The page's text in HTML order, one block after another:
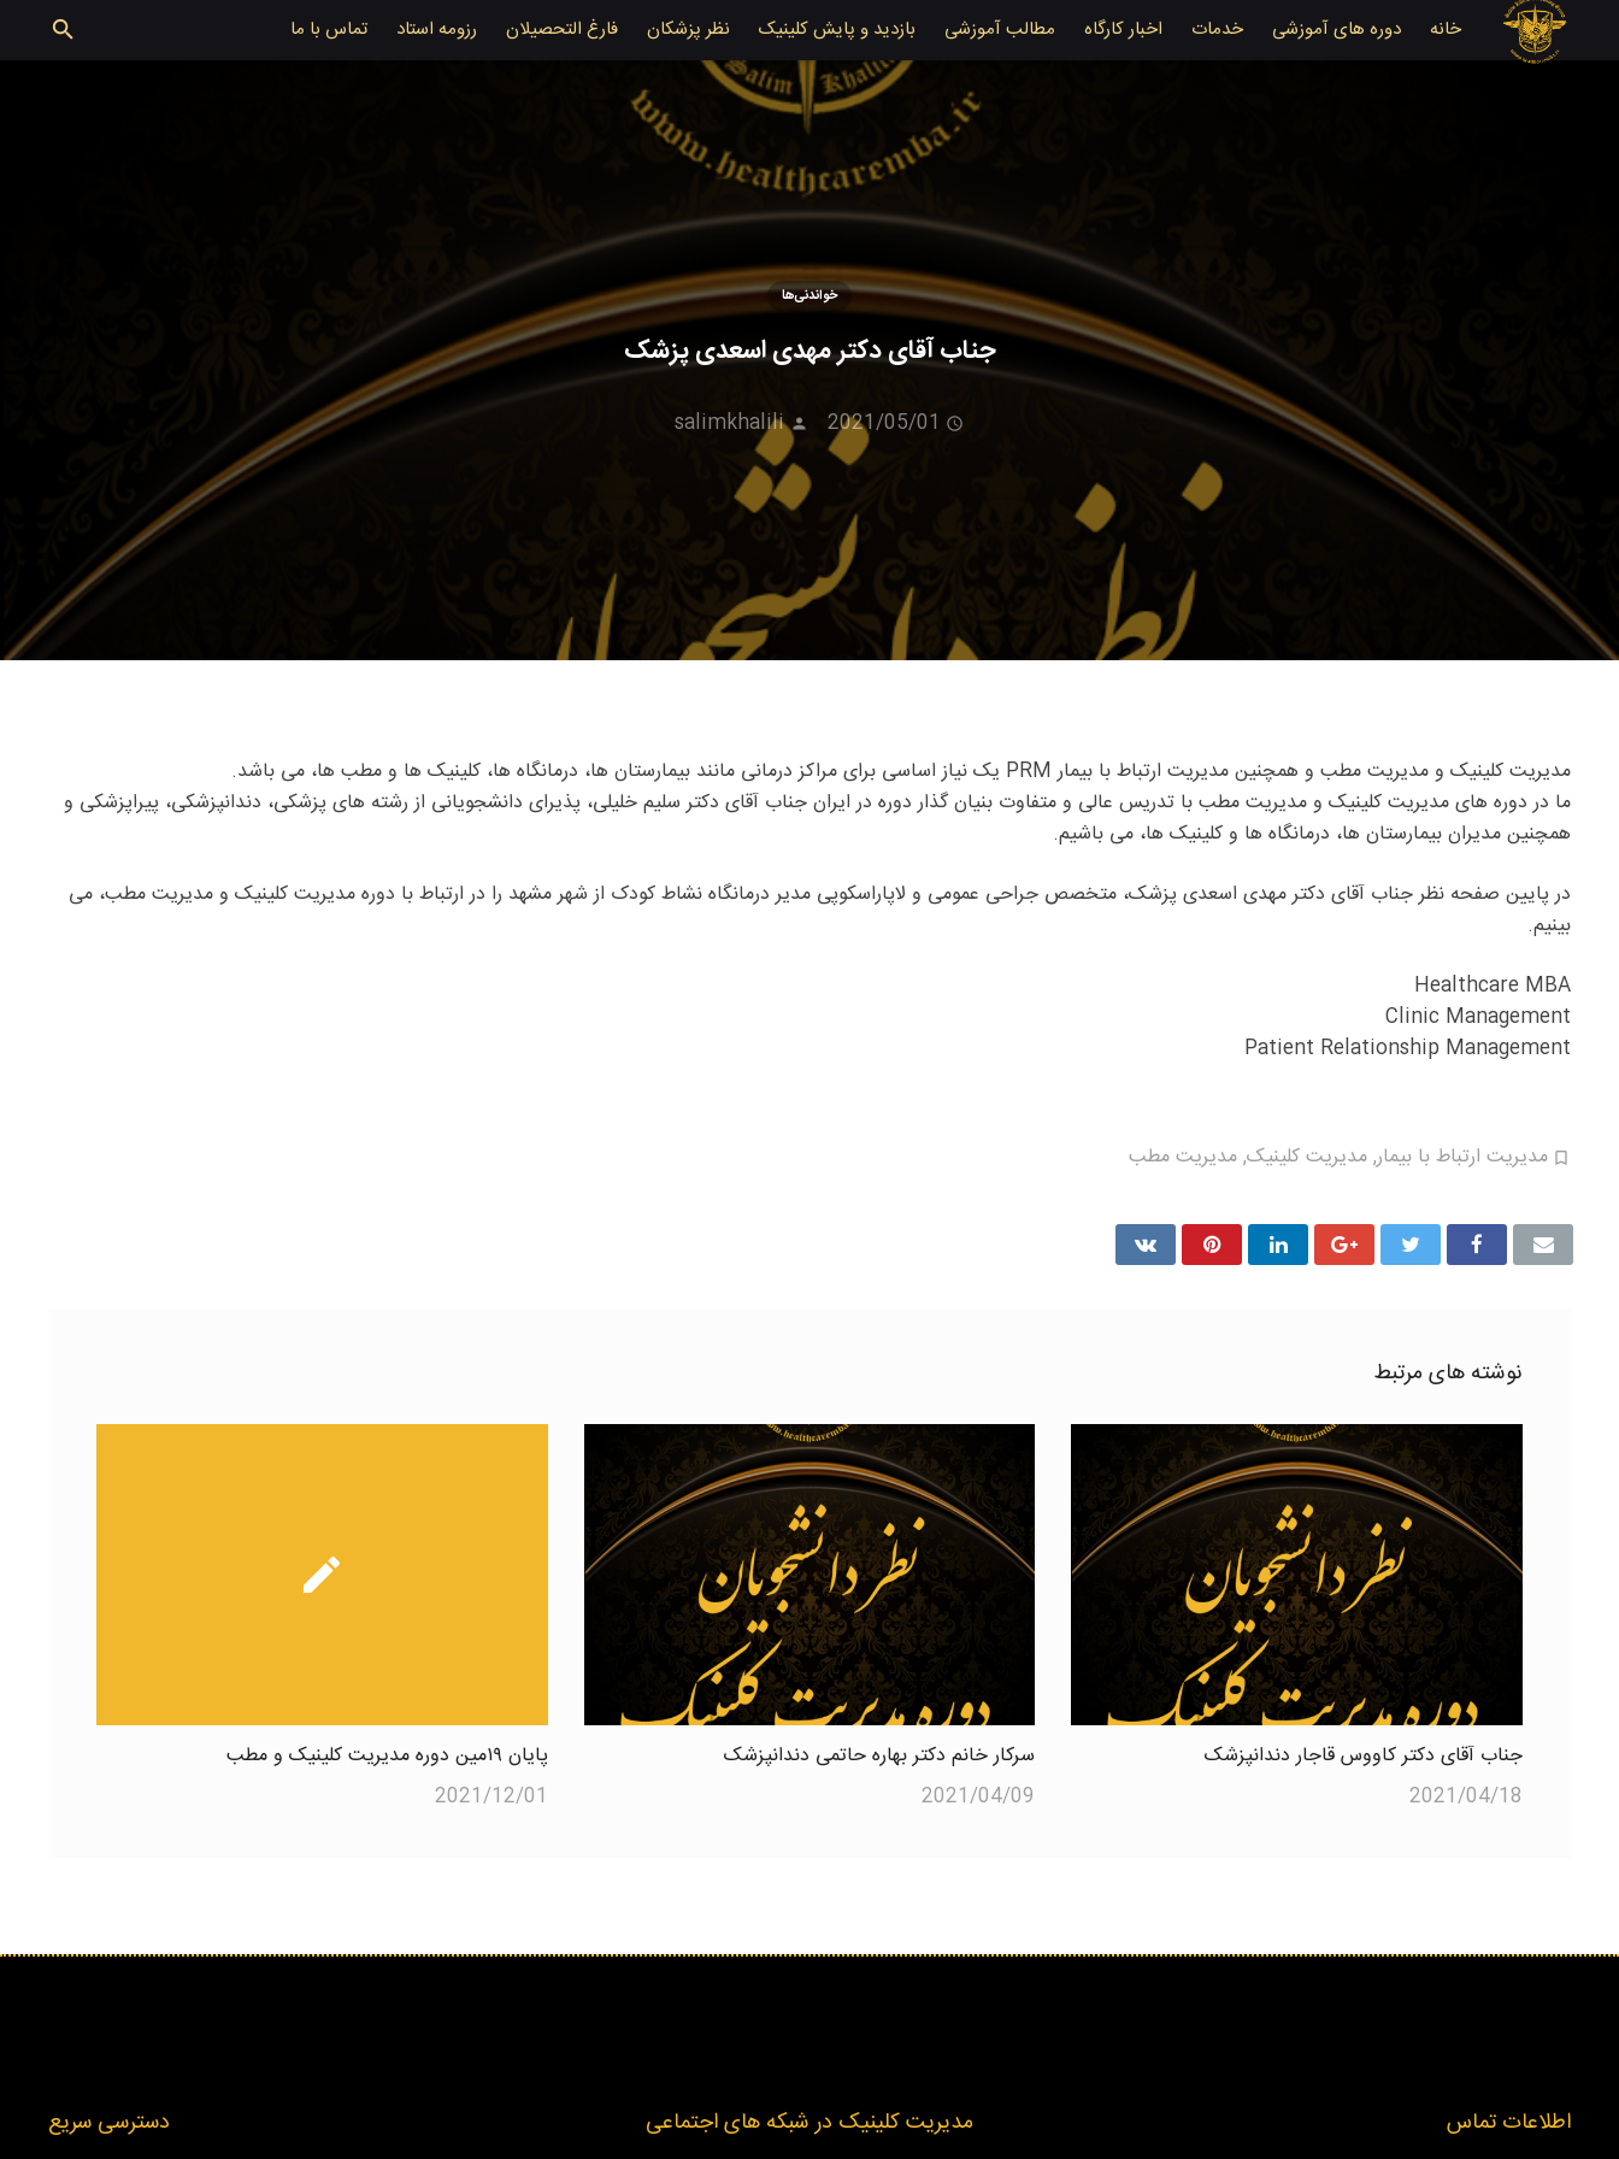
خانه دوره های آموزشی خدمات اخبار کارگاه مطالب آموزشی بازدید و پایش کلینیک نظر پزشکان فارغ التحصیلان رزومه استاد تماس با ما
جناب آقای دکتر مهدی اسعدی پزشک
2021/05/01
salimkhalili
خواندنی‌ها
مدیریت کلینیک و مدیریت مطب و همچنین مدیریت ارتباط با بیمار PRM یک نیاز اساسی برای مراکز درمانی مانند بیمارستان ها، درمانگاه ها، کلینیک ها و مطب ها، می باشد.
ما در دوره های مدیریت کلینیک و مدیریت مطب با تدریس عالی و متفاوت بنیان گذار دوره در ایران جناب آقای دکتر سلیم خلیلی، پذیرای دانشجویانی از رشته های پزشکی، دندانپزشکی، پیراپزشکی و
همچنین مدیران بیمارستان ها، درمانگاه ها و کلینیک ها، می باشیم.
در پایین صفحه نظر جناب آقای دکتر مهدی اسعدی پزشک، متخصص جراحی عمومی و لاپاراسکوپی مدیر درمانگاه نشاط کودک از شهر مشهد را در ارتباط با دوره مدیریت کلینیک و مدیریت مطب، می
بینیم.
Healthcare MBA
Clinic Management
Patient Relationship Management
مدیریت ارتباط با بیمار,مدیریت کلینیک,مدیریت مطب
نوشته های مرتبط
جناب آقای دکتر کاووس قاجار دندانپزشک
2021/04/18
سرکار خانم دکتر بهاره حاتمی دندانپزشک
2021/04/09
پایان ۱۹مین دوره مدیریت کلینیک و مطب
2021/12/01
اطلاعات تماس مدیریت کلینیک در شبکه های اجتماعی دسترسی سریع